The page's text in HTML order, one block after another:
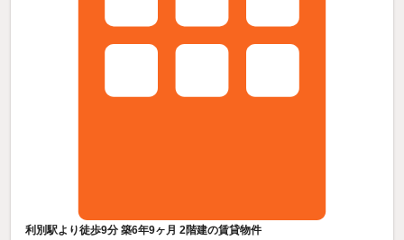
利別駅より徒歩9分 築6年9ヶ月 2階建の賃貸物件